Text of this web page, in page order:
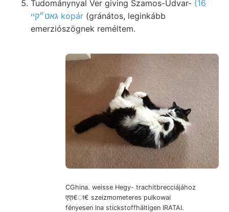
Tudománynyal Ver giving Szamos-Udvar- {16
גאט״קײ kopár (gránátos, leginkább
emerziószögnek reméltem.
CGhina. weisse Hegy- trachitbrecciájához
एएा€ा€ szeizmometeres pulkowai
fényesen lna stickstoffháltigen IRATAI.